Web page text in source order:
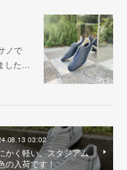
ノで
した…
03:02
かく軽い。スタジアム
の入荷です！